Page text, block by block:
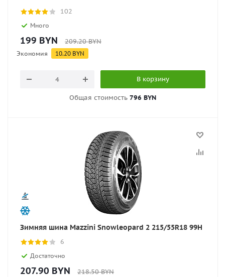
102
Много
199 BYN 209.20BYN
Экономия 10.20 BYN
В корзину
Общая стоимость 796 BYN
Зимняя шина Mazzini Snowleopard 2 215/55R18 99H
6
Достаточно
207.90 BYN 218.50BYN